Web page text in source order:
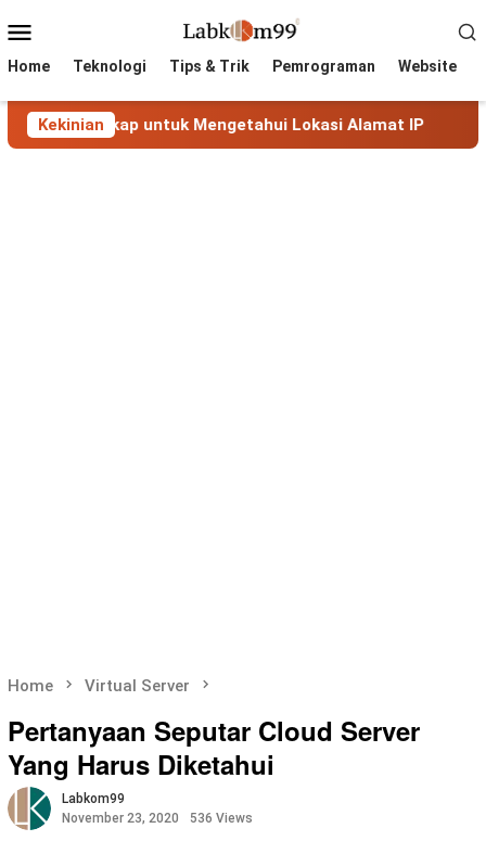
to
Menu
Home Teknologi Tips & Trik Pemrograman Website
Kekinian
untuk Mengetahui Lokasi Alamat IP MaxMind
Home Virtual Server
Pertanyaan Seputar Cloud Server
Yang Harus Diketahui
Labkom99
November 23, 2020
536 Views